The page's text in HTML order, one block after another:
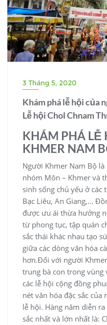
3 Tháng 5, 2020
Khám phá lễ hội của
Lễ hội Chol Chnam
KHÁM PHÁ LỄ
KHMER NAM
Người Khmer Nam Bộ
nhóm Môn – Khmer và
sinh sống chủ yếu ở các
Bạc Liêu, An Giang,…
được ưu ái thừa hưởng
từ phong tục, tập quán
sắc thái khác nhau tạo
giữa các dòng văn hóa
hơn.Đối với người
trung bà con trong vùng
các lễ hội cộng đồng
nét văn hóa đặc sắc
lễ hội. Hàng năm diễn
sắc nhất và lớn nhất là: